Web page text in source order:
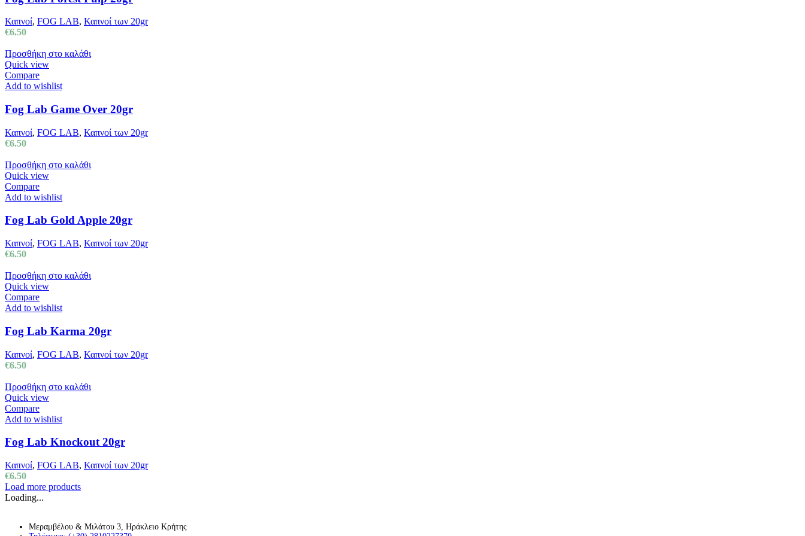
Καπνοί, FOG LAB, Καπνοί των 20gr
€6.50
Προσθήκη στο καλάθι
Quick view
Compare
Add to wishlist
Fog Lab Game Over 20gr
Καπνοί, FOG LAB, Καπνοί των 20gr
€6.50
Προσθήκη στο καλάθι
Quick view
Compare
Add to wishlist
Fog Lab Gold Apple 20gr
Καπνοί, FOG LAB, Καπνοί των 20gr
€6.50
Προσθήκη στο καλάθι
Quick view
Compare
Add to wishlist
Fog Lab Karma 20gr
Καπνοί, FOG LAB, Καπνοί των 20gr
€6.50
Προσθήκη στο καλάθι
Quick view
Compare
Add to wishlist
Fog Lab Knockout 20gr
Καπνοί, FOG LAB, Καπνοί των 20gr
€6.50
Load more products
Loading...
Μεραμβέλου & Μιλάτου 3, Ηράκλειο Κρήτης